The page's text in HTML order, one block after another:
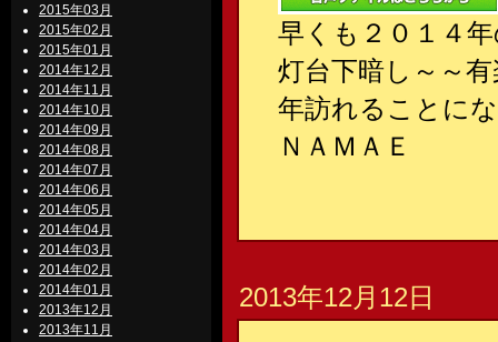
2015年03月
2015年02月
2015年01月
2014年12月
2014年11月
2014年10月
2014年09月
2014年08月
2014年07月
2014年06月
2014年05月
2014年04月
2014年03月
2014年02月
2014年01月
2013年12月
2013年11月
早くも２０１４
灯台下暗し～～
年訪れることに
ＮＡＭＡＥ
2013年12月12日